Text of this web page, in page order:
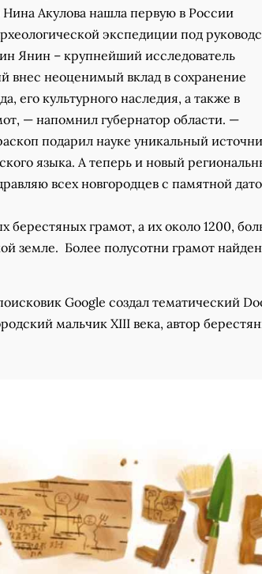
Нина Акулова нашла первую в России
экспедиции под
Янин – крупнейший исследователь
внес неоценимый вклад в сохранение
его культурного наследия, а также в
— напомнил губернатор области. —⠀
подарил науке уникальный
языка. А теперь и новый
всех новгородцев с памятной
берестяных грамот, а их около 1200,
земле. Более полусотни грамот
Google создал тематический
мальчик XIII века, автор